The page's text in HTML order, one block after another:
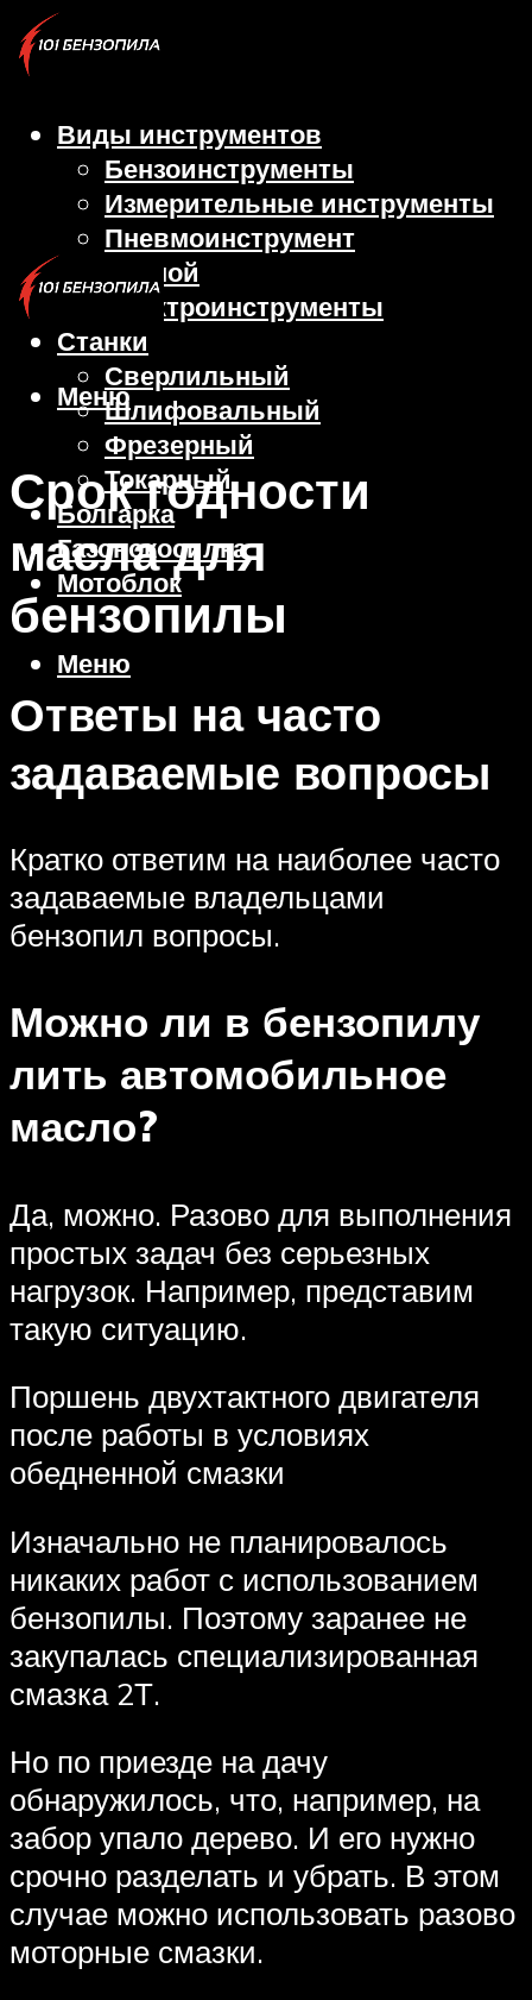
Виды инструментов
Бензоинструменты
Измерительные инструменты
Пневмоинструмент
Ручной
Электроинструменты
Станки
Сверлильный
Шлифовальный
Фрезерный
Токарный
Болгарка
Газонокосилка
Мотоблок
Меню
Меню
Срок годности
масла для
бензопилы
Ответы на часто
задаваемые вопросы
Кратко ответим на наиболее часто
задаваемые владельцами
бензопил вопросы.
Можно ли в бензопилу
лить автомобильное
масло?
Да, можно. Разово для выполнения
простых задач без серьезных
нагрузок. Например, представим
такую ситуацию.
Поршень двухтактного двигателя
после работы в условиях
обедненной смазки
Изначально не планировалось
никаких работ с использованием
бензопилы. Поэтому заранее не
закупалась специализированная
смазка 2Т.
Но по приезде на дачу
обнаружилось, что, например, на
забор упало дерево. И его нужно
срочно разделать и убрать. В этом
случае можно использовать разово
моторные смазки.